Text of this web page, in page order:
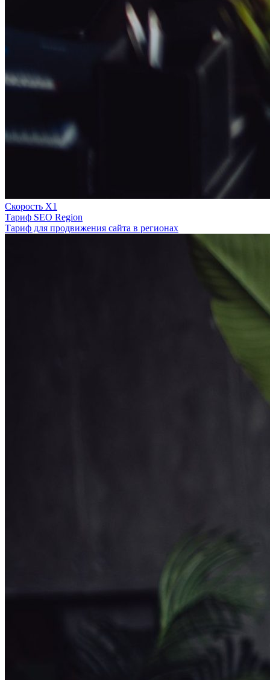
Скорость Х1
Тариф SEO Region
Тариф для продвижения сайта в регионах